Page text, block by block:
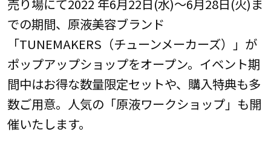
での期間、原液美容ブランド
「TUNEMAKERS（チューンメーカーズ）」が
ポップアップショップをオープン。イベント期
間中はお得な数量限定セットや、購入特典も多
数ご用意。人気の「原液ワークショップ」も開
催いたします。